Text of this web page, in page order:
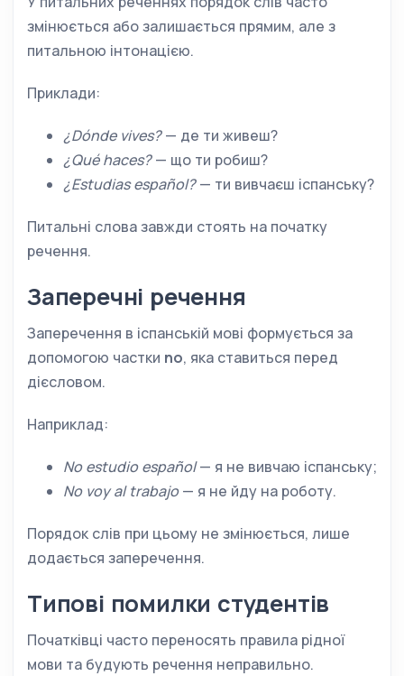
змінюється або залишається прямим, але з
питальною інтонацією.
Приклади:
¿Dónde vives?— де ти живеш?
¿Qué haces?— що ти робиш?
¿Estudias español?— ти вивчаєш іспанську?
Питальні слова завжди стоять на початку
речення.
Заперечні речення
Заперечення в іспанській мові формується за
допомогою частки no, яка ставиться перед
дієсловом.
Наприклад:
No estudio español— я не вивчаю іспанську;
No voy al trabajo— я не йду на роботу.
Порядок слів при цьому не змінюється, лише
додається заперечення.
Типові помилки студентів
Початківці часто переносять правила рідної
мови та будують речення неправильно.